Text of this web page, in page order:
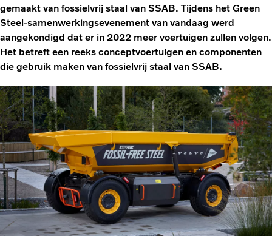
gemaakt van fossielvrij staal van SSAB. Tijdens het Green
Steel-samenwerkingsevenement van vandaag werd
aangekondigd dat er in 2022 meer voertuigen zullen volgen.
Het betreft een reeks conceptvoertuigen en componenten
die gebruik maken van fossielvrij staal van SSAB.